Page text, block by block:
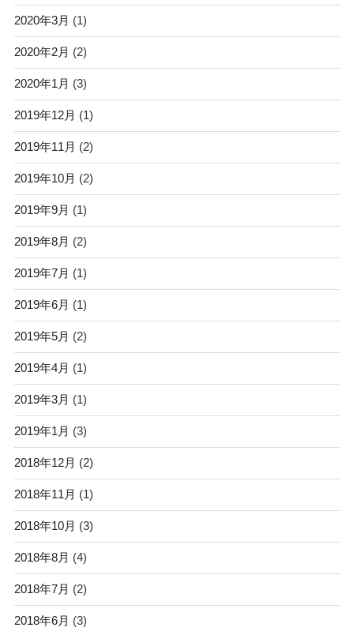
2020年3月 (1)
2020年2月 (2)
2020年1月 (3)
2019年12月 (1)
2019年11月 (2)
2019年10月 (2)
2019年9月 (1)
2019年8月 (2)
2019年7月 (1)
2019年6月 (1)
2019年5月 (2)
2019年4月 (1)
2019年3月 (1)
2019年1月 (3)
2018年12月 (2)
2018年11月 (1)
2018年10月 (3)
2018年8月 (4)
2018年7月 (2)
2018年6月 (3)